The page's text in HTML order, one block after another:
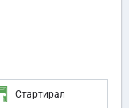
Стартирал